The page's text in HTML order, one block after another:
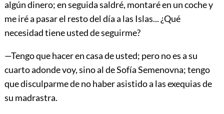
algún dinero; en seguida saldré, montaré en un coche y
me iré a pasar el resto del día a las Islas... ¿Qué
necesidad tiene usted de seguirme?
—Tengo que hacer en casa de usted; pero no es a su
cuarto adonde voy, sino al de Sofía Semenovna; tengo
que disculparme de no haber asistido a las exequias de
su madrastra.